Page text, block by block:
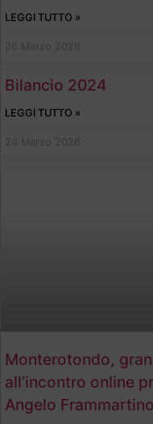
LEGGI TUTTO »
26 Marzo 2026
Bilancio 2024
LEGGI TUTTO »
24 Marzo 2026
Monterotondo,
all’incontro online
Angelo Frammartino